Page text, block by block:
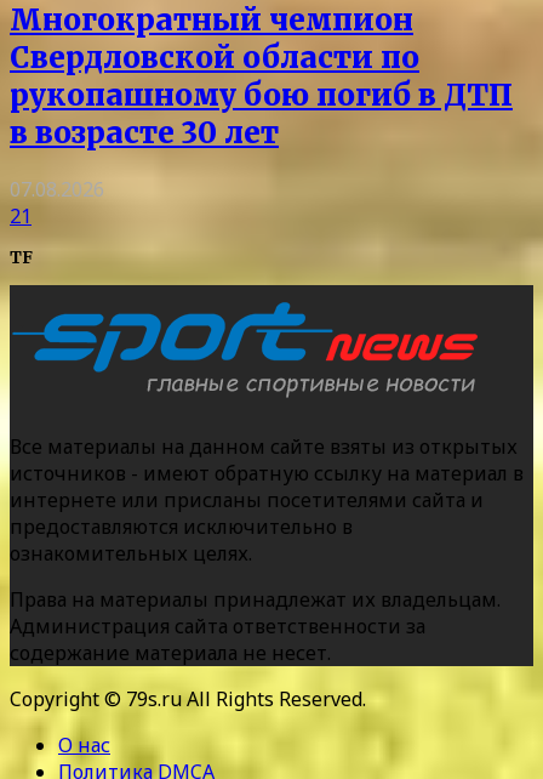
Многократный чемпион
Свердловской области по
рукопашному бою погиб в ДТП
в возрасте 30 лет
07.08.2026
21
TF
Все материалы на данном сайте взяты из открытых
источников - имеют обратную ссылку на материал в
интернете или присланы посетителями сайта и
предоставляются исключительно в
ознакомительных целях.
Права на материалы принадлежат их владельцам.
Администрация сайта ответственности за
содержание материала не несет.
Copyright © 79s.ru All Rights Reserved.
О нас
Политика DMCA